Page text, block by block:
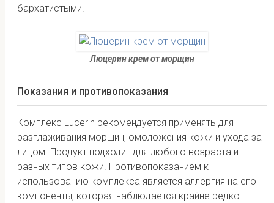
бархатистыми.
Люцерин крем от морщин
Показания и противопоказания
Комплекс Lucerin рекомендуется применять для
разглаживания морщин, омоложения кожи и ухода за
лицом. Продукт подходит для любого возраста и
разных типов кожи. Противопоказанием к
использованию комплекса является аллергия на его
компоненты, которая наблюдается крайне редко.